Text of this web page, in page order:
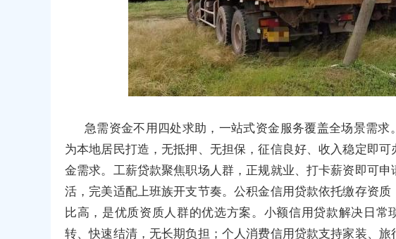
急需资金不用四处求助，一站式资金服务覆盖全场景需求
为本地居民打造，无抵押、无担保，征信良好、收入稳定即可
金需求。工薪贷款聚焦职场人群，正规就业、打卡薪资即可申
活，完美适配上班族开支节奏。公积金信用贷款依托缴存资质
比高，是优质资质人群的优选方案。小额信用贷款解决日常
转、快速结清，无长期负担；个人消费信用贷款支持家装、旅